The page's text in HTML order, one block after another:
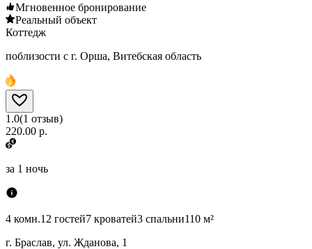
Мгновенное бронирование
Реальный объект
Коттедж
поблизости с г. Орша, Витебская область
1.0(1 отзыв)
220.00 р.
за 1 ночь
4 комн.12 гостей7 кроватей3 спальни110 м²
г. Браслав, ул. Жданова, 1